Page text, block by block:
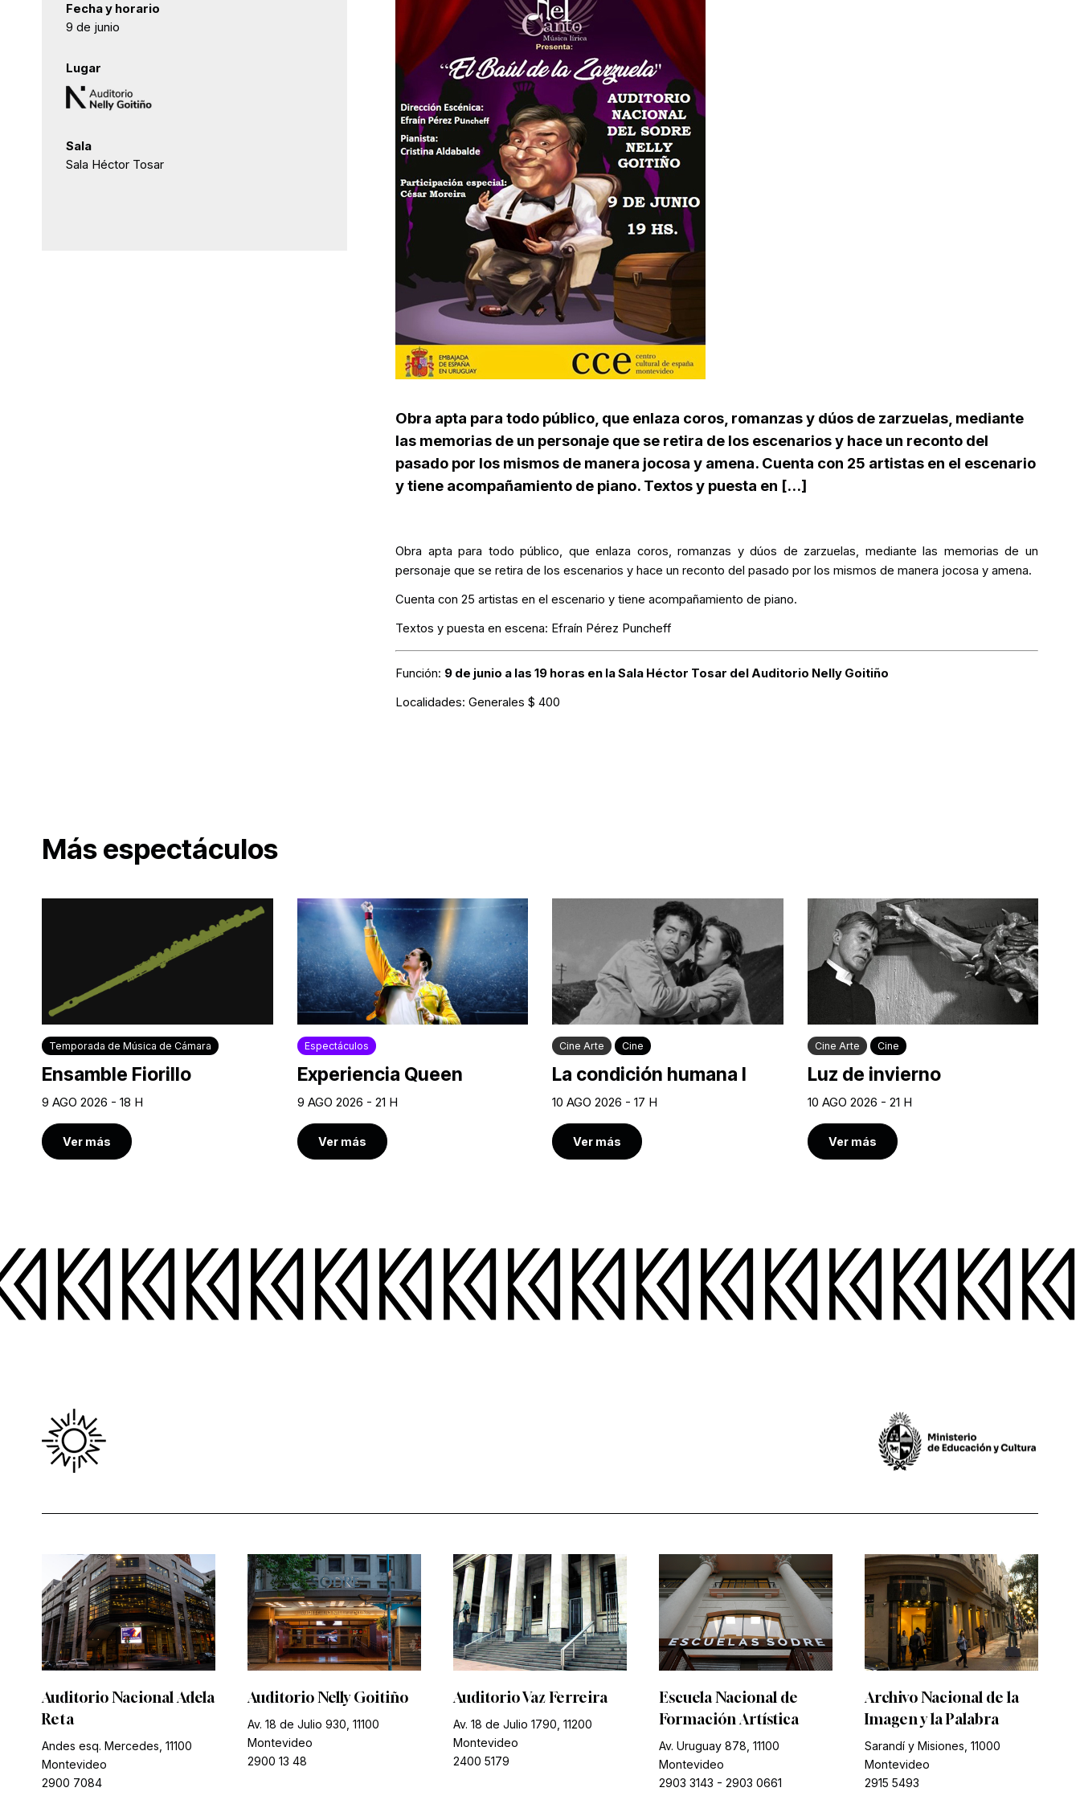
Obra apta para todo público, que enlaza coros, romanzas y dúos de zarzuelas, mediante
las memorias de un personaje que se retira de los escenarios y hace un reconto del
pasado por los mismos de manera jocosa y amena. Cuenta con 25 artistas en el escenario
y tiene acompañamiento de piano. Textos y puesta en [...]
Obra apta para todo público, que enlaza coros, romanzas y dúos de zarzuelas, mediante las memorias de un
personaje que se retira de los escenarios y hace un reconto del pasado por los mismos de manera jocosa y amena.
Cuenta con 25 artistas en el escenario y tiene acompañamiento de piano.
Textos y puesta en escena: Efraín Pérez Puncheff
Función: 9 de junio a las 19 horas en la Sala Héctor Tosar del Auditorio Nelly Goitiño
Localidades: Generales $ 400
Fecha y horario
9 de junio
Lugar
Sala
Sala Héctor Tosar
Más espectáculos
Temporada de Música de Cámara
Ensamble Fiorillo
9 AGO 2026 - 18 H
Ver más
Espectáculos
Experiencia Queen
9 AGO 2026 - 21 H
Ver más
Cine Arte Cine
La condición humana I
10 AGO 2026 - 17 H
Ver más
Cine Arte Cine
Luz de invierno
10 AGO 2026 - 21 H
Ver más
Auditorio Nacional Adela
Reta
Andes esq. Mercedes, 11100
Montevideo
2900 7084
Auditorio Nelly Goitiño
Av. 18 de Julio 930, 11100
Montevideo
2900 13 48
Auditorio Vaz Ferreira
Av. 18 de Julio 1790, 11200
Montevideo
2400 5179
Escuela Nacional de
Formación Artística
Av. Uruguay 878, 11100
Montevideo
2903 3143 - 2903 0661
Archivo Nacional de la
Imagen y la Palabra
Sarandí y Misiones, 11000
Montevideo
2915 5493